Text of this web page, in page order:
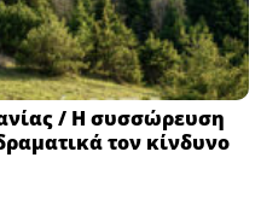
/ Η συσσώρευση
τον κίνδυνο